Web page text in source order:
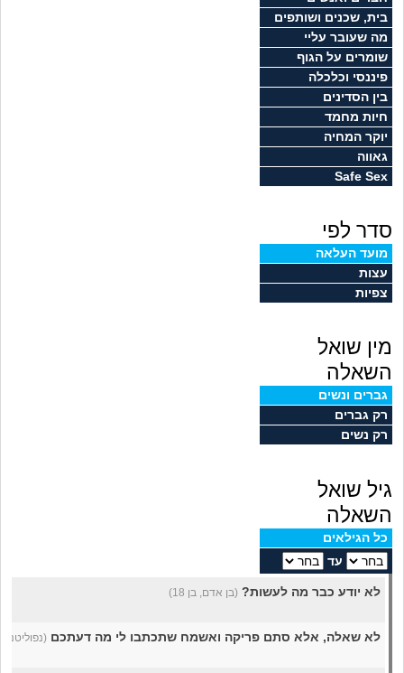
יוקר המחיה
בית, שכנים ושותפים
מה שעובר עליי
שומרים על הגוף
פיננסי וכלכלה
בין הסדינים
חיות מחמד
יוקר המחיה
גאווה
Safe Sex
סדר לפי
מועד העלאה
עצות
צפיות
מין שואל
השאלה
גברים ונשים
רק גברים
רק נשים
גיל שואל
השאלה
כל הגילאים
עד
לא יודע כבר מה לעשות? (בן אדם, בן 18)
לא שאלה, אלא סתם פריקה ואשמח שתכתבו לי מה דעתכם (נפוליטנה,